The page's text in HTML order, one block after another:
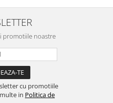
promotiile noastre
cu promotiile
in Politica de